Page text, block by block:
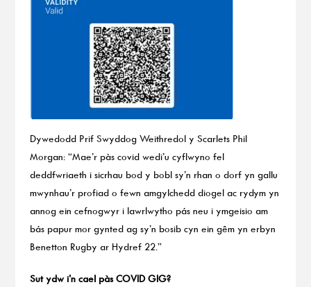
Dywedodd Prif Swyddog Weithredol y Scarlets Phil
Morgan: “Mae’r pàs covid wedi’u cyflwyno fel
deddfwriaeth i sicrhau bod y bobl sy’n rhan o dorf yn gallu
mwynhau’r profiad o fewn amgylchedd diogel ac rydym yn
annog ein cefnogwyr i lawrlwytho pás neu i ymgeisio am
bás papur mor gynted ag sy’n bosib cyn ein gêm yn erbyn
Benetton Rugby ar Hydref 22.”
Sut ydw i’n cael pàs COVID GIG?